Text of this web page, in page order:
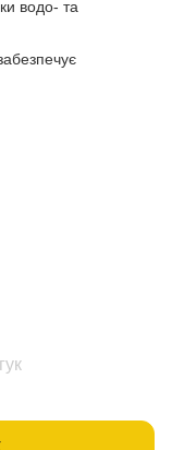
водо- та